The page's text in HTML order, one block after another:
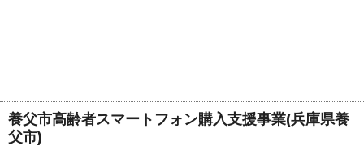
養父市高齢者スマートフォン購入支援事業(兵庫県養
父市)